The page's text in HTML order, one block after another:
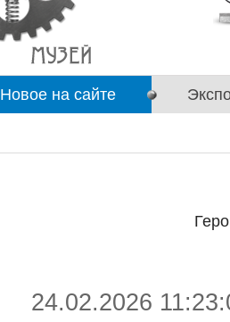
Новое на сайте
24.02.2026